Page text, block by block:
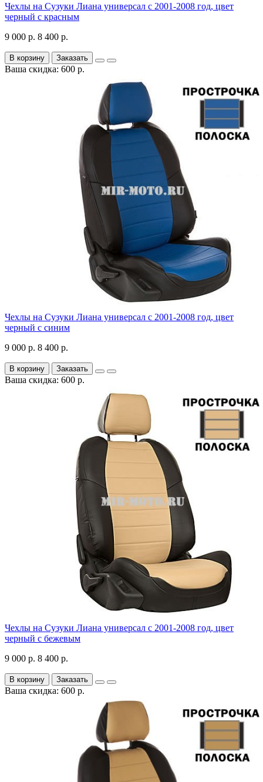
Чехлы на Сузуки Лиана универсал с 2001-2008 год, цвет
черный с красным
9 000 р. 8 400 р.
В корзину Заказать
Ваша скидка: 600 р.
Чехлы на Сузуки Лиана универсал с 2001-2008 год, цвет
черный с синим
9 000 р. 8 400 р.
В корзину Заказать
Ваша скидка: 600 р.
Чехлы на Сузуки Лиана универсал с 2001-2008 год, цвет
черный с бежевым
9 000 р. 8 400 р.
В корзину Заказать
Ваша скидка: 600 р.